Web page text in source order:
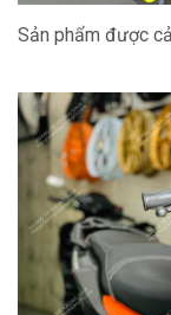
Sản phẩm được